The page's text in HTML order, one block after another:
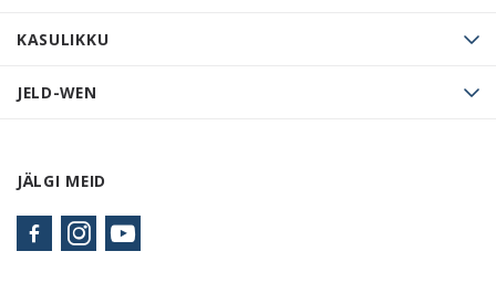
KASULIKKU
JELD-WEN
JÄLGI MEID